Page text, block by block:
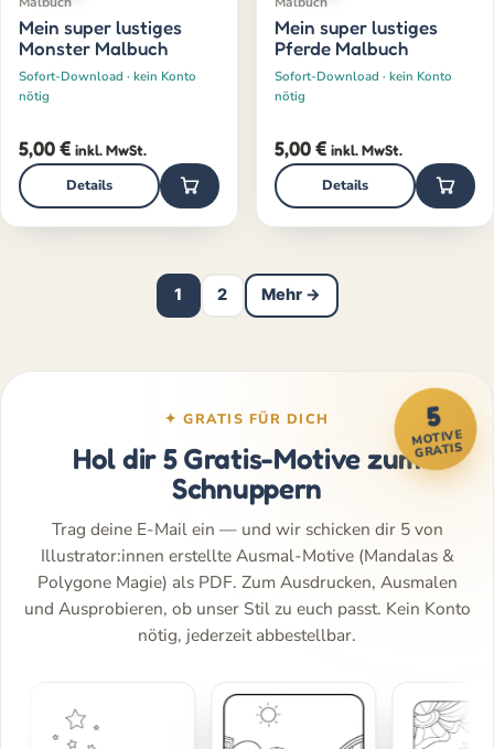
Mein super lustiges
Monster Malbuch
Sofort-Download · kein Konto
nötig
5,00€ inkl. MwSt.
Details
Mein super lustiges
Pferde Malbuch
Sofort-Download · kein Konto
nötig
5,00€ inkl. MwSt.
Details
1 2 Mehr →
5
MOTIVE
GRATIS
✦ GRATIS FÜR DICH
Hol dir 5 Gratis-Motive zum
Schnuppern
Trag deine E-Mail ein — und wir schicken dir 5 von
Illustrator:innen erstellte Ausmal-Motive (Mandalas &
Polygone Magie) als PDF. Zum Ausdrucken, Ausmalen
und Ausprobieren, ob unser Stil zu euch passt. Kein Konto
nötig, jederzeit abbestellbar.